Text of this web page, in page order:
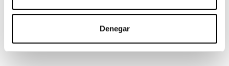
Denegar
Descargar ficha técnica